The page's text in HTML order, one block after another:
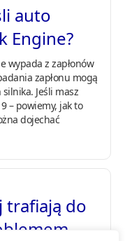
auto
Engine?
wypada z zapłonów
zapłonu mogą
Jeśli masz
– powiemy, jak to
dojechać
trafiają do